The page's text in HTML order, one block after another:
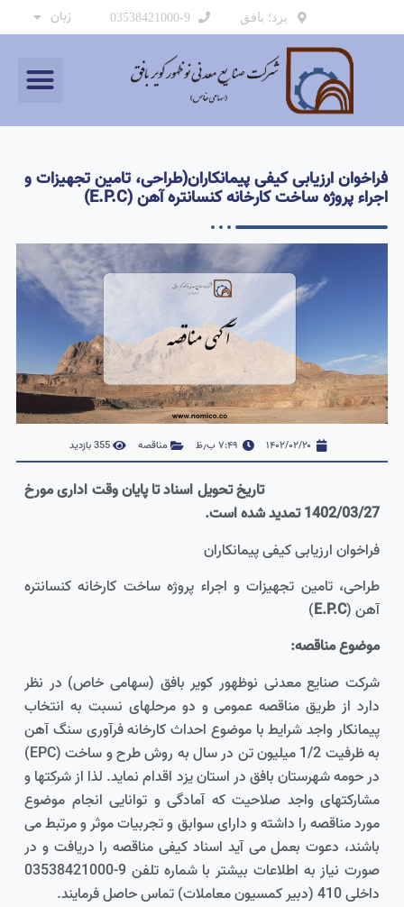
یزد؛ بافق 03538421000-9 زبان
فراخوان ارزیابی کیفی پیمانکاران(طراحی، تامین تجهیزات و
اجراء پروژه ساخت کارخانه کنسانتره آهن (E.P.C)
۱۴۰۲/۰۲/۲۰ ۷:۴۹ ب٫ظ مناقصه 355 بازدید
تاریخ تحویل اسناد تا پایان وقت اداری مورخ
1402/03/27 تمدید شده است.
فراخوان ارزیابی کیفی پیمانکاران
طراحی، تامین تجهیزات و اجراء پروژه ساخت کارخانه کنسانتره
آهن (E.P.C
)
موضوع مناقصه:
شرکت صنایع معدنی نوظهور کویر بافق (سهامی خاص) در نظر
دارد از طریق مناقصه عمومی و دو مرحله­ای نسبت به انتخاب
پیمانکار واجد شرایط با موضوع احداث کارخانه فرآوری سنگ آهن
به ظرفیت 1/2 میلیون تن در سال به روش طرح و ساخت (EPC)
در حومه شهرستان بافق در استان یزد اقدام نماید. لذا از شرکت­ها و
مشارکت­های واجد صلاحیت که آمادگی و توانایی انجام موضوع
مورد مناقصه را داشته و دارای سوابق و تجربیات موثر و مرتبط می
باشند، دعوت بعمل می آید اسناد کیفی مناقصه را دریافت و در
صورت نیاز به اطلاعات بیشتر با شماره تلفن 9-03538421000
داخلی 410 (دبیر کمسیون معاملات) تماس حاصل فرمایند.